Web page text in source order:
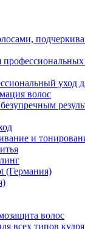
уход
волос
и
(Германия)
волос
всех типов